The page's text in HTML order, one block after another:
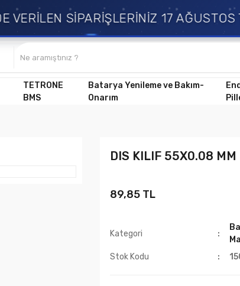
VERİLEN SİPARİŞLERİNİZ 17 AĞUSTOS
TETRONE
BMS
Batarya Yenileme ve Bakım-
Onarım
DIS KILIF 55X0.08
89,85 TL
Kategori
Stok Kodu